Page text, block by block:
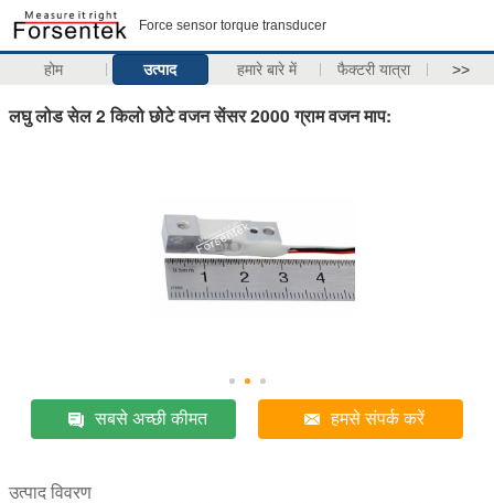
Force sensor torque transducer
होम उत्पाद हमारे बारे में फैक्टरी यात्रा >>
लघु लोड सेल 2 किलो छोटे वजन सेंसर 2000 ग्राम वजन माप:
सबसे अच्छी कीमत हमसे संपर्क करें
उत्पाद विवरण